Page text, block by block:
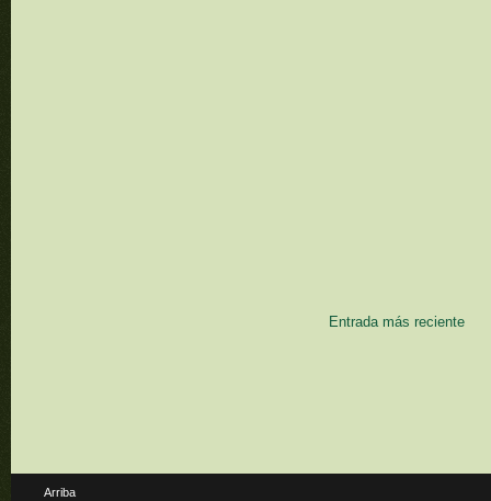
Entrada más reciente
Arriba